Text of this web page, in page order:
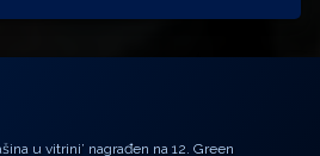
u vitrini’ nagrađen na 12. Green